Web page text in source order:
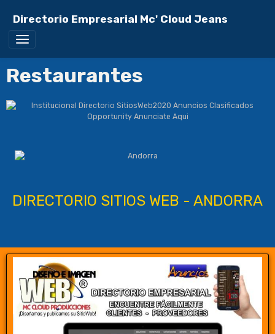
Directorio Empresarial Mc' Cloud Jeans
Restaurantes
DIRECTORIO SITIOS WEB - ANDORRA